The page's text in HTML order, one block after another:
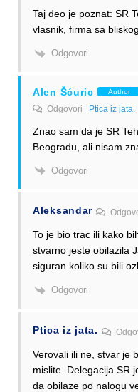
Taj deo je poznat: SR
vlasnik, firma sa
Odgovori
Alen Šćuric Author
Odgovori Ptica iz jata.
Znao sam da je SR
Beogradu, ali nisam
Odgovori
Aleksandar
To je bio trac ili kako
stvarno jeste obilazila
siguran koliko su bili
Odgovori
Ptica iz jata.
Verovali ili ne, stvar je
mislite. Delegacija SR
da obilaze po nalogu